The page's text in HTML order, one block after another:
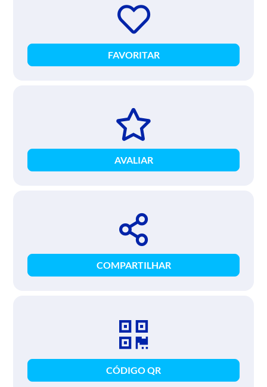
FAVORITAR
AVALIAR
COMPARTILHAR
CÓDIGO QR